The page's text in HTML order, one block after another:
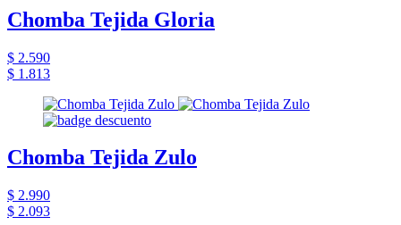
Chomba Tejida Gloria
$ 2.590
$ 1.813
Chomba Tejida Zulo
$ 2.990
$ 2.093